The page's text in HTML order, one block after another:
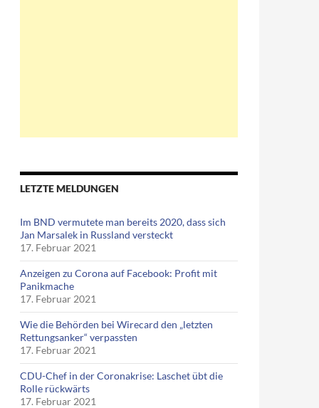
LETZTE MELDUNGEN
Im BND vermutete man bereits 2020, dass sich
Jan Marsalek in Russland versteckt
17. Februar 2021
Anzeigen zu Corona auf Facebook: Profit mit
Panikmache
17. Februar 2021
Wie die Behörden bei Wirecard den „letzten
Rettungsanker“ verpassten
17. Februar 2021
CDU-Chef in der Coronakrise: Laschet übt die
Rolle rückwärts
17. Februar 2021